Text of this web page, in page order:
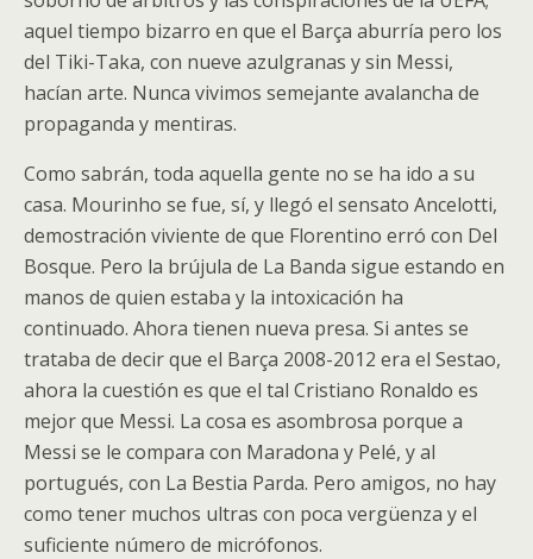
aquel tiempo bizarro en que el Barça aburría pero los
del Tiki-Taka, con nueve azulgranas y sin Messi,
hacían arte. Nunca vivimos semejante avalancha de
propaganda y mentiras.
Como sabrán, toda aquella gente no se ha ido a su
casa. Mourinho se fue, sí, y llegó el sensato Ancelotti,
demostración viviente de que Florentino erró con Del
Bosque. Pero la brújula de La Banda sigue estando en
manos de quien estaba y la intoxicación ha
continuado. Ahora tienen nueva presa. Si antes se
trataba de decir que el Barça 2008-2012 era el Sestao,
ahora la cuestión es que el tal Cristiano Ronaldo es
mejor que Messi. La cosa es asombrosa porque a
Messi se le compara con Maradona y Pelé, y al
portugués, con La Bestia Parda. Pero amigos, no hay
como tener muchos ultras con poca vergüenza y el
suficiente número de micrófonos.